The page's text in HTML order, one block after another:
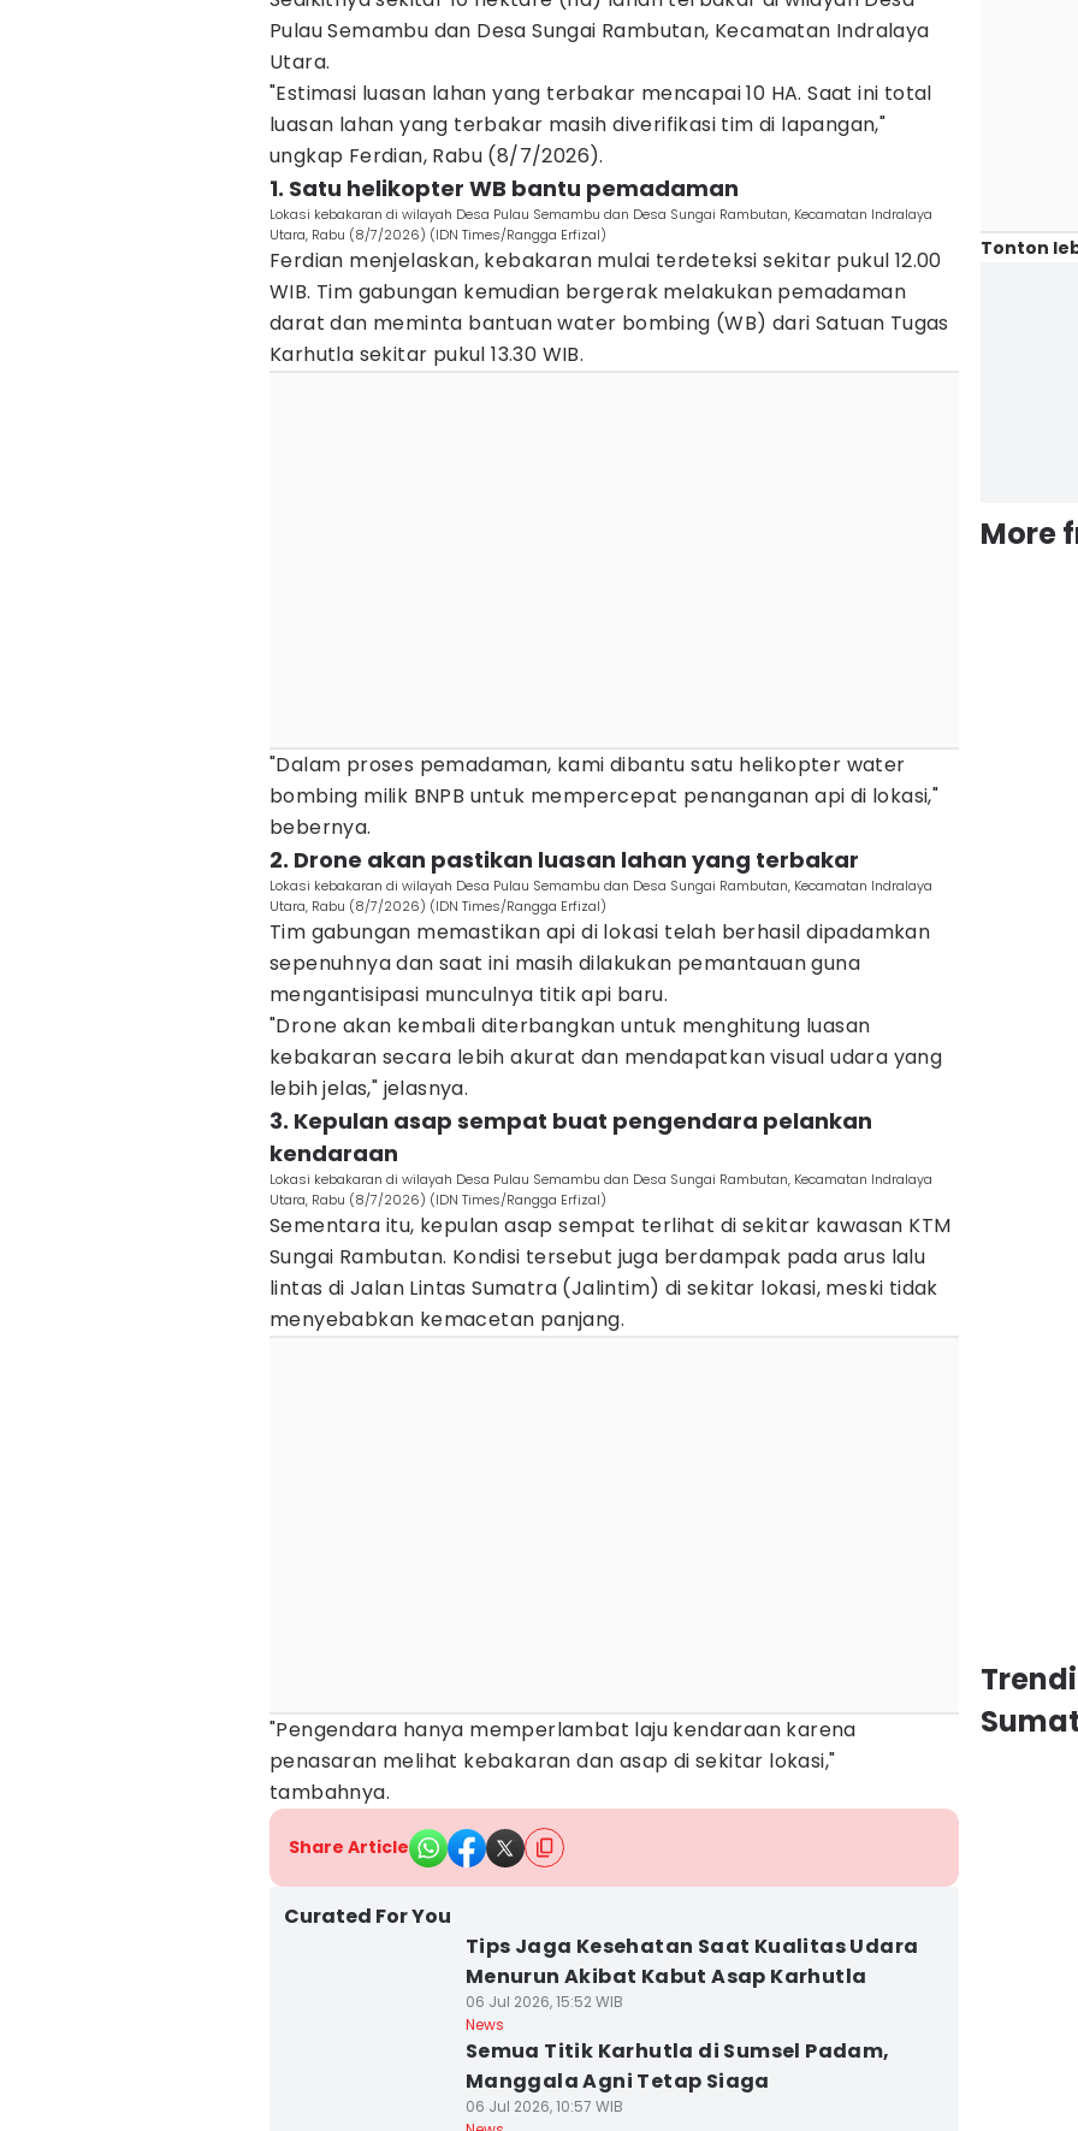
Pulau Semambu dan Desa Sungai Rambutan, Kecamatan Indralaya
Utara.
"Estimasi luasan lahan yang terbakar mencapai 10 HA. Saat ini total
luasan lahan yang terbakar masih diverifikasi tim di lapangan,"
ungkap Ferdian, Rabu (8/7/2026).
1. Satu helikopter WB bantu pemadaman
Lokasi kebakaran di wilayah Desa Pulau Semambu dan Desa Sungai Rambutan, Kecamatan Indralaya
Utara, Rabu (8/7/2026) (IDN Times/Rangga Erfizal)
Ferdian menjelaskan, kebakaran mulai terdeteksi sekitar pukul 12.00
WIB. Tim gabungan kemudian bergerak melakukan pemadaman
darat dan meminta bantuan water bombing (WB) dari Satuan Tugas
Karhutla sekitar pukul 13.30 WIB.
"Dalam proses pemadaman, kami dibantu satu helikopter water
bombing milik BNPB untuk mempercepat penanganan api di lokasi,"
bebernya.
2. Drone akan pastikan luasan lahan yang terbakar
Lokasi kebakaran di wilayah Desa Pulau Semambu dan Desa Sungai Rambutan, Kecamatan Indralaya
Utara, Rabu (8/7/2026) (IDN Times/Rangga Erfizal)
Tim gabungan memastikan api di lokasi telah berhasil dipadamkan
sepenuhnya dan saat ini masih dilakukan pemantauan guna
mengantisipasi munculnya titik api baru.
"Drone akan kembali diterbangkan untuk menghitung luasan
kebakaran secara lebih akurat dan mendapatkan visual udara yang
lebih jelas," jelasnya.
3. Kepulan asap sempat buat pengendara pelankan
kendaraan
Lokasi kebakaran di wilayah Desa Pulau Semambu dan Desa Sungai Rambutan, Kecamatan Indralaya
Utara, Rabu (8/7/2026) (IDN Times/Rangga Erfizal)
Sementara itu, kepulan asap sempat terlihat di sekitar kawasan KTM
Sungai Rambutan. Kondisi tersebut juga berdampak pada arus lalu
lintas di Jalan Lintas Sumatra (Jalintim) di sekitar lokasi, meski tidak
menyebabkan kemacetan panjang.
"Pengendara hanya memperlambat laju kendaraan karena
penasaran melihat kebakaran dan asap di sekitar lokasi,"
tambahnya.
Share Article
Curated For You
Tips Jaga Kesehatan Saat Kualitas Udara
Menurun Akibat Kabut Asap Karhutla
06 Jul 2026, 15:52 WIB
News
Semua Titik Karhutla di Sumsel Padam,
Manggala Agni Tetap Siaga
06 Jul 2026, 10:57 WIB
Tonton
More